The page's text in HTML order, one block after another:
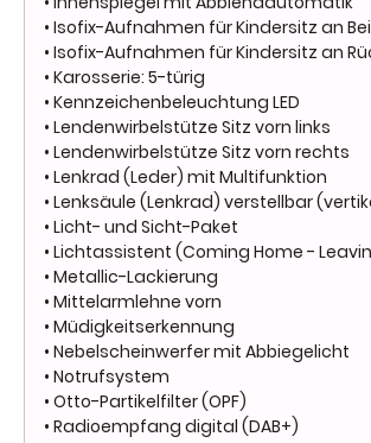
• Isofix-Aufnahmen für Kindersitz an
• Isofix-Aufnahmen für Kindersitz an
• Karosserie: 5-türig
• Kennzeichenbeleuchtung LED
• Lendenwirbelstütze Sitz vorn links
• Lendenwirbelstütze Sitz vorn rechts
• Lenkrad (Leder) mit Multifunktion
• Lenksäule (Lenkrad) verstellbar
• Licht- und Sicht-Paket
• Lichtassistent (Coming Home -
• Metallic-Lackierung
• Mittelarmlehne vorn
• Müdigkeitserkennung
• Nebelscheinwerfer mit Abbiegelicht
• Notrufsystem
• Otto-Partikelfilter (OPF)
• Radioempfang digital (DAB+)